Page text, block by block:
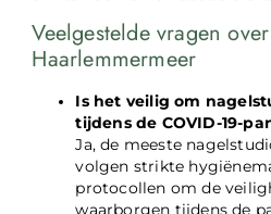
Veelgestelde vragen
Haarlemmermeer
Is het veilig om
tijdens de COVID-19-
Ja, de meeste
volgen strikte
protocollen om de
waarborgen tijdens de